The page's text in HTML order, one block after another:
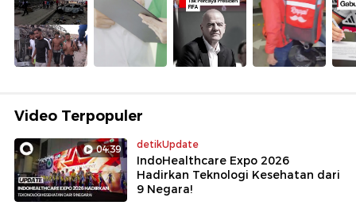
Video Terpopuler
04:39 detikUpdate
IndoHealthcare Expo 2026
Hadirkan Teknologi Kesehatan dari
9 Negara!